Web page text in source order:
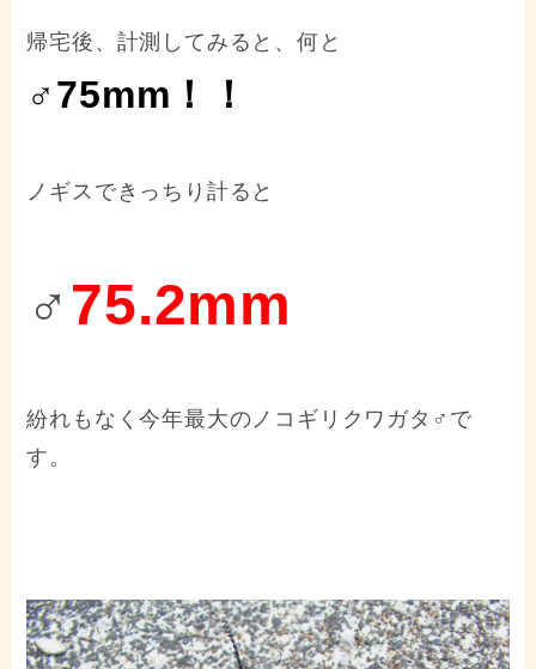
帰宅後、計測してみると、何と
♂75mm！！
ノギスできっちり計ると
♂ 75.2mm
紛れもなく今年最大のノコギリクワガタ♂で
す。